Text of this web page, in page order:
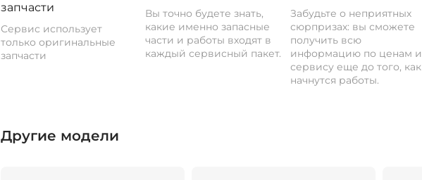
запчасти
Сервис использует
только оригинальные
запчасти
Вы точно будете знать,
какие именно запасные
части и работы входят в
каждый сервисный пакет.
Забудьте о неприятных
сюрпризах: вы сможете
получить всю
информацию по ценам и
сервису еще до того, как
начнутся работы.
Другие модели